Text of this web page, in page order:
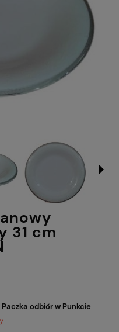
31 cm
odbiór w Punkcie